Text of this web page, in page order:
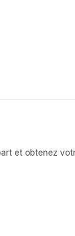
et obtenez